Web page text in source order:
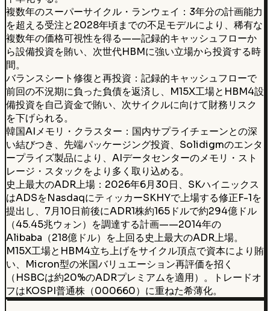
複数年のスーパーサイクル・ランウェイ：3年分の計画能力
を超える受注と2028年頃までの不足モデルにより、稀有な
複数年の価格可視性を得る——記録的キャッシュフローか
ら設備投資を賄い、次世代HBMに強い立場から投資する時
間。
バランスシート修復と再投資：記録的キャッシュフローで
前回の不況期に負った負債を返済し、M15X工場とHBM4設
備投資を自己資金で賄い、次サイクルに向けて財務リスク
を下げられる。
韓国AIメモリ・クラスター：国内サプライチェーンとの深
い結びつき、先端パッケージング投資、Solidigmのエンタ
ープライズ製品により、AIデータセンターのメモリ・スト
レージ・スタックをより多く取り込める。
史上最大のADR上場：2026年6月30日、SKハイニックス
はADSをNasdaqにティッカーSKHYで上場する修正F-1を
提出し、7月10日前後にADR1株約165ドルで約294億ドル
（45.45兆ウォン）を調達する計画——2014年の
Alibaba（218億ドル）を上回る史上最大のADR上場。
M15X工場とHBM4立ち上げをサイクル頂点で資本により賄
い、Micron型の米国バリュエーション再評価を招く
（HSBCは約20%のADRプレミアムを適用）。トレードオ
フはKOSPI普通株（000660）に重ねた希薄化。